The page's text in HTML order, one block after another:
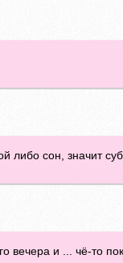
либо сон, значит
вечера и ... чё-то